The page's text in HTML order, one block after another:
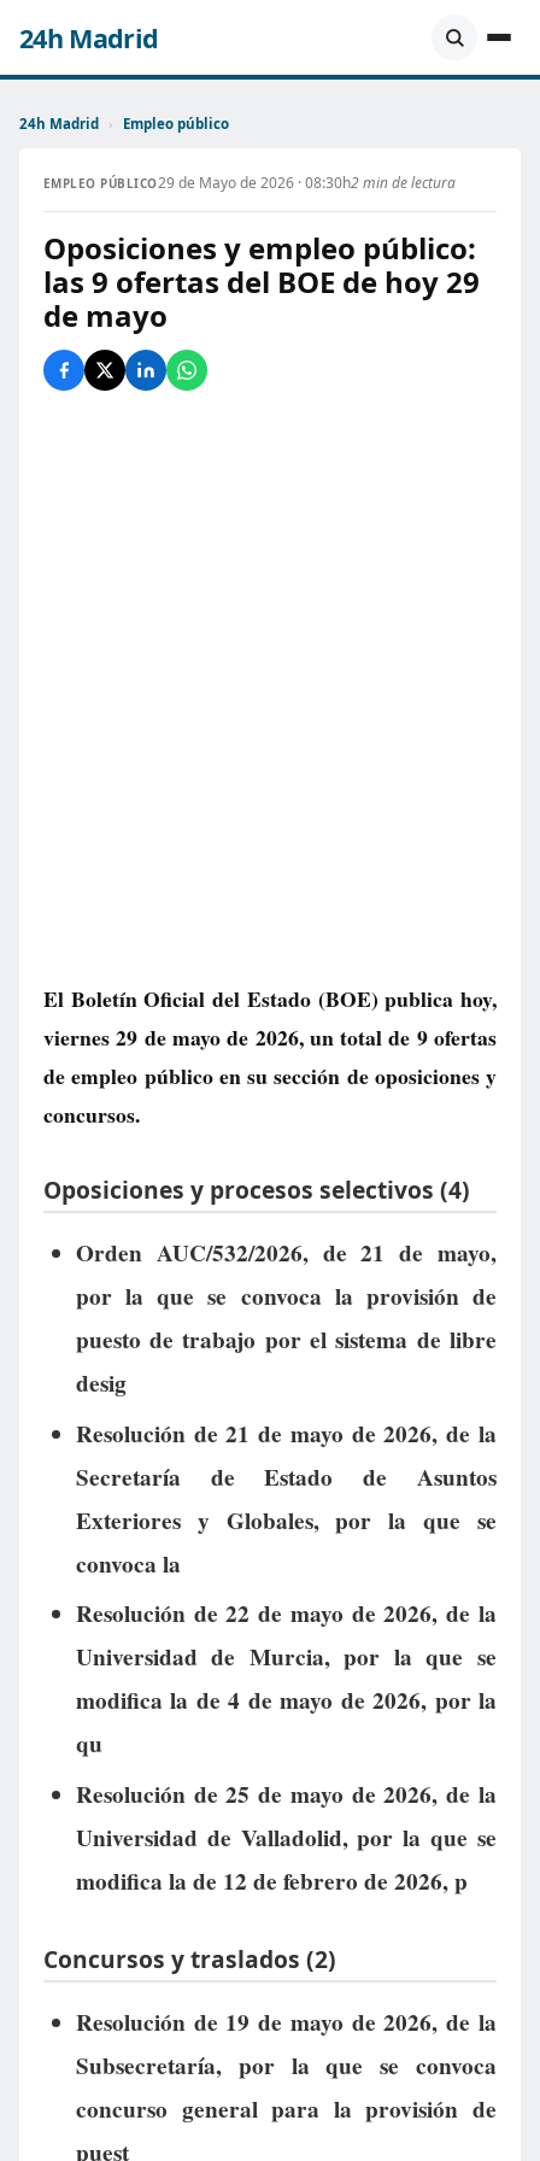
24h Madrid
24h Madrid › Empleo público
EMPLEO PÚBLICO29 de Mayo de 2026 · 08:30h2 min de lectura
Oposiciones y empleo público:
las 9 ofertas del BOE de hoy 29
de mayo
El Boletín Oficial del Estado (BOE) publica hoy,
viernes 29 de mayo de 2026, un total de 9 ofertas
de empleo públicoen su sección de oposiciones y
concursos.
Oposiciones y procesos selectivos (4)
Orden AUC/532/2026, de 21 de mayo,
por la que se convoca la provisión de
puesto de trabajo por el sistema de libre
desig
Resolución de 21 de mayo de 2026, de la
Secretaría de Estado de Asuntos
Exteriores y Globales, por la que se
convoca la
Resolución de 22 de mayo de 2026, de la
Universidad de Murcia, por la que se
modifica la de 4 de mayo de 2026, por la
qu
Resolución de 25 de mayo de 2026, de la
Universidad de Valladolid, por la que se
modifica la de 12 de febrero de 2026, p
Concursos y traslados (2)
Resolución de 19 de mayo de 2026, de la
Subsecretaría, por la que se convoca
concurso general para la provisión de
puest